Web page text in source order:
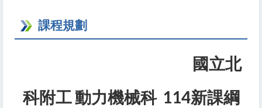
課程規劃
國立北
科附工 動力機械科 114新課綱